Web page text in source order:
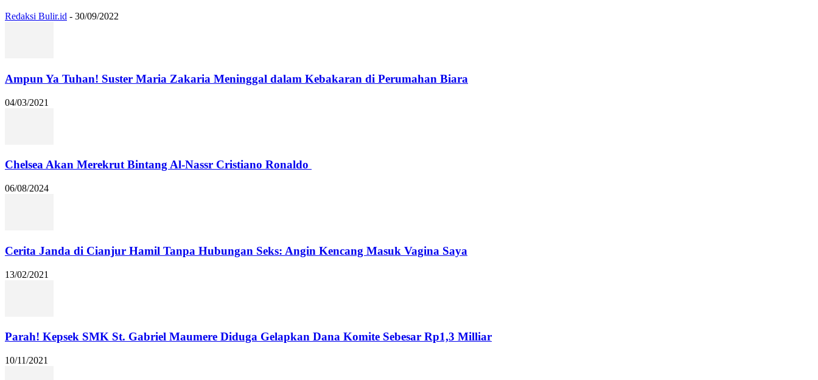
Redaksi Bulir.id - 30/09/2022
Ampun Ya Tuhan! Suster Maria Zakaria Meninggal dalam Kebakaran di Perumahan Biara
04/03/2021
Chelsea Akan Merekrut Bintang Al-Nassr Cristiano Ronaldo
06/08/2024
Cerita Janda di Cianjur Hamil Tanpa Hubungan Seks: Angin Kencang Masuk Vagina Saya
13/02/2021
Parah! Kepsek SMK St. Gabriel Maumere Diduga Gelapkan Dana Komite Sebesar Rp1,3 Milliar
10/11/2021